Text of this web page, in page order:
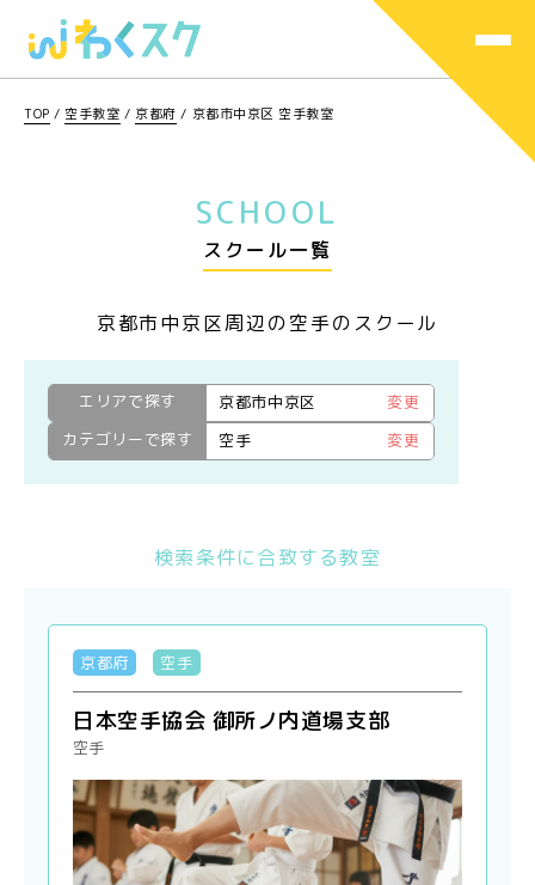
TOP / 空手教室 / 京都府 / 京都市中京区 空手教室
SCHOOL
スクール一覧
京都市中京区周辺の空手のスクール
エリアで探す 京都市中京区
変更
カテゴリーで探す
空手 変更
検索条件に合致する教室
京都府 空手
日本空手協会 御所ノ内道場支部
空手